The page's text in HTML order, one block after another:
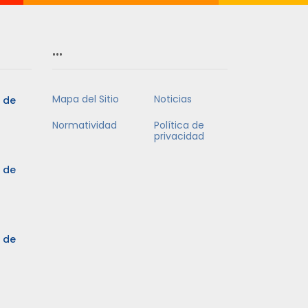
de
de
de
…
Mapa del Sitio
Noticias
Normatividad
Política de
privacidad